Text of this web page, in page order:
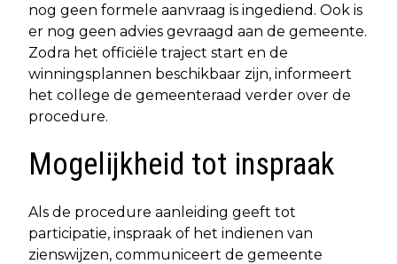
nog geen formele aanvraag is ingediend. Ook is
er nog geen advies gevraagd aan de gemeente.
Zodra het officiële traject start en de
winningsplannen beschikbaar zijn, informeert
het college de gemeenteraad verder over de
procedure.
Mogelijkheid tot inspraak
Als de procedure aanleiding geeft tot
participatie, inspraak of het indienen van
zienswijzen, communiceert de gemeente